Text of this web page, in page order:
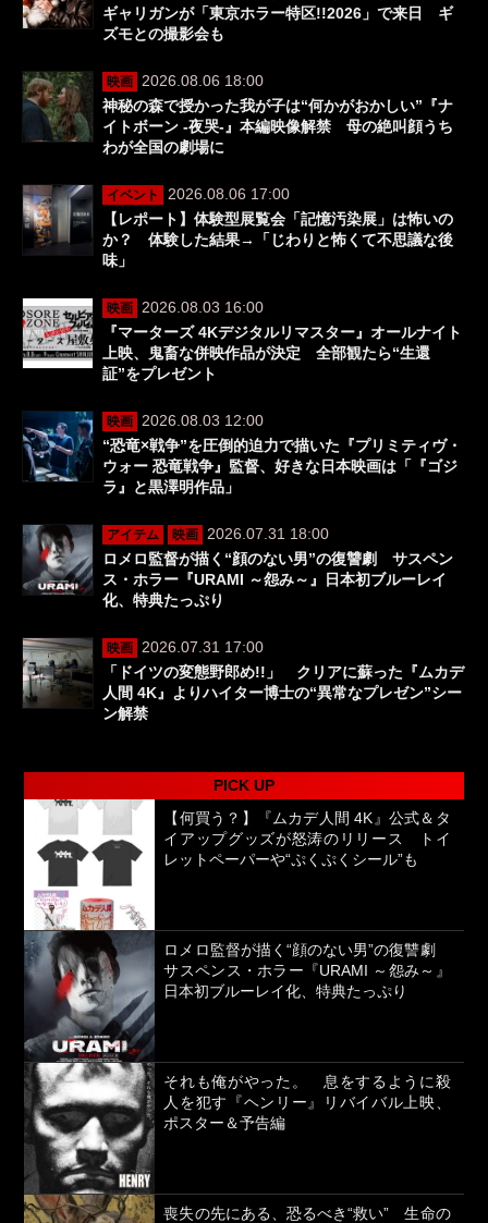
ギャリガンが「東京ホラー特区!!2026」で来日 ギ
ズモとの撮影会も
映画
2026.08.06 18:00
神秘の森で授かった我が子は“何かがおかしい”『ナ
イトボーン -夜哭-』本編映像解禁 母の絶叫顔うち
わが全国の劇場に
イベント
2026.08.06 17:00
【レポート】体験型展覧会「記憶汚染展」は怖いの
か？ 体験した結果→「じわりと怖くて不思議な後
味」
映画
2026.08.03 16:00
『マーターズ 4Kデジタルリマスター』オールナイト
上映、鬼畜な併映作品が決定 全部観たら“生還
証”をプレゼント
映画
2026.08.03 12:00
“恐竜×戦争”を圧倒的迫力で描いた『プリミティヴ・
ウォー 恐竜戦争』監督、好きな日本映画は「『ゴジ
ラ』と黒澤明作品」
アイテム 映画
2026.07.31 18:00
ロメロ監督が描く“顔のない男”の復讐劇 サスペン
ス・ホラー『URAMI ～怨み～』日本初ブルーレイ
化、特典たっぷり
映画
2026.07.31 17:00
「ドイツの変態野郎め!!」 クリアに蘇った『ムカデ
人間 4K』よりハイター博士の“異常なプレゼン”シー
ン解禁
PICK UP
【何買う？】『ムカデ人間 4K』公式＆タ
イアップグッズが怒涛のリリース トイ
レットペーパーや“ぷくぷくシール”も
ロメロ監督が描く“顔のない男”の復讐劇
サスペンス・ホラー『URAMI ～怨み～』
日本初ブルーレイ化、特典たっぷり
それも俺がやった。 息をするように殺
人を犯す『ヘンリー』リバイバル上映、
ポスター＆予告編
喪失の先にある、恐るべき“救い” 生命の